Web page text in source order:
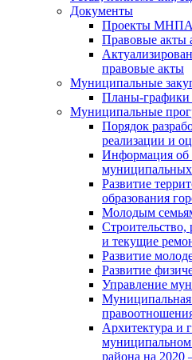
Документы
Проекты МНПА
Правовые акты
правовые акты
Муниципальные
Планы-графики
Муниципальные
Порядок
реализации и
Информация об
Развитие
образования
Молодым
Строительство,
и текущие
Развитие
Развитие
Управление
Муниципальная
Архитектура и
муниципальном
района на 2020